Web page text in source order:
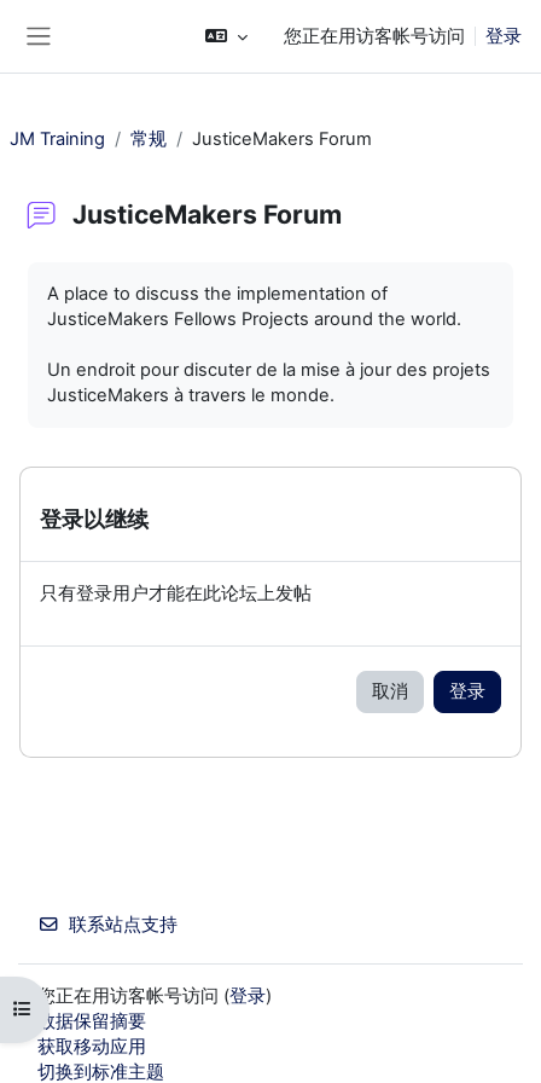
您正在用访客帐号访问 登录
打开课程索引
JM Training 常规 JusticeMakers Forum
JusticeMakers Forum
A place to discuss the implementation of
JusticeMakers Fellows Projects around the world.
Un endroit pour discuter de la mise à jour des projets
JusticeMakers à travers le monde.
登录以继续
只有登录用户才能在此论坛上发帖
取消 登录
联系站点支持
您正在用访客帐号访问 (登录)
‎数据保留摘要‎
获取移动应用
切换到标准主题